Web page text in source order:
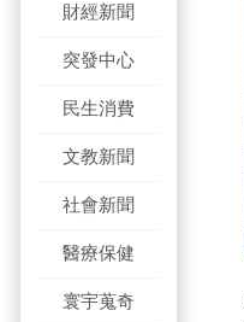
財經新聞
突發中心
民生消費
文教新聞
社會新聞
醫療保健
寰宇蒐奇